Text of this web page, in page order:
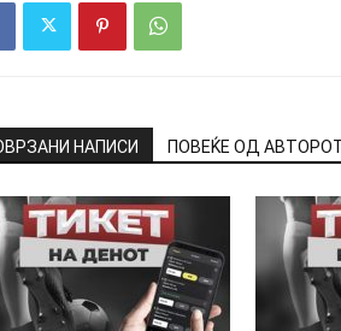
НАПИСИ ПОВЕЌЕ ОД